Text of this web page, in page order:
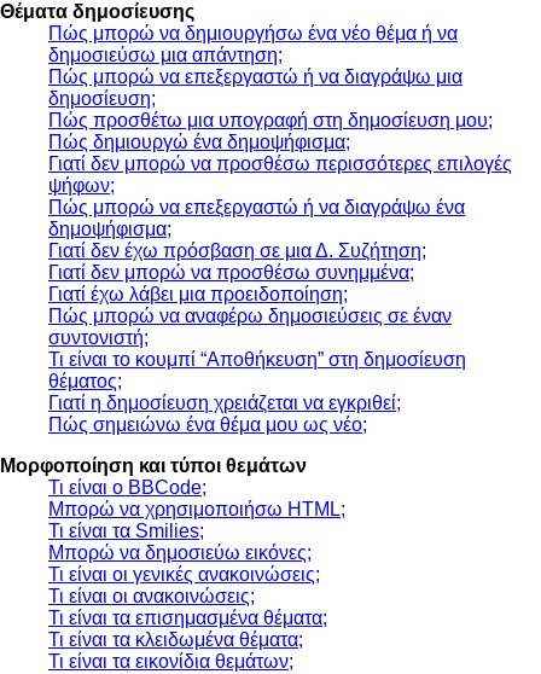
Θέματα δημοσίευσης
Πώς μπορώ να δημιουργήσω ένα νέο θέμα ή να
δημοσιεύσω μια απάντηση;
Πώς μπορώ να επεξεργαστώ ή να διαγράψω μια
δημοσίευση;
Πώς προσθέτω μια υπογραφή στη δημοσίευση μου;
Πώς δημιουργώ ένα δημοψήφισμα;
Γιατί δεν μπορώ να προσθέσω περισσότερες επιλογές
ψήφων;
Πώς μπορώ να επεξεργαστώ ή να διαγράψω ένα
δημοψήφισμα;
Γιατί δεν έχω πρόσβαση σε μια Δ. Συζήτηση;
Γιατί δεν μπορώ να προσθέσω συνημμένα;
Γιατί έχω λάβει μια προειδοποίηση;
Πώς μπορώ να αναφέρω δημοσιεύσεις σε έναν
συντονιστή;
Τι είναι το κουμπί “Αποθήκευση” στη δημοσίευση
θέματος;
Γιατί η δημοσίευση χρειάζεται να εγκριθεί;
Πώς σημειώνω ένα θέμα μου ως νέο;
Μορφοποίηση και τύποι θεμάτων
Τι είναι ο BBCode;
Μπορώ να χρησιμοποιήσω HTML;
Τι είναι τα Smilies;
Μπορώ να δημοσιεύω εικόνες;
Τι είναι οι γενικές ανακοινώσεις;
Τι είναι οι ανακοινώσεις;
Τι είναι τα επισημασμένα θέματα;
Τι είναι τα κλειδωμένα θέματα;
Τι είναι τα εικονίδια θεμάτων;